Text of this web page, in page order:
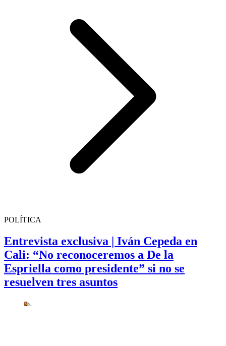
POLÍTICA
Entrevista exclusiva | Iván Cepeda en
Cali: “No reconoceremos a De la
Espriella como presidente” si no se
resuelven tres asuntos